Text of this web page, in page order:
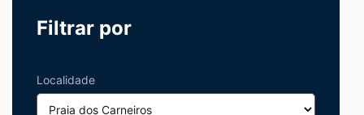
Filtrar por
Localidade